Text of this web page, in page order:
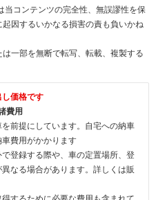
当コンテンツの完全性、無誤謬性を保
因するいかなる損害の責も負いかね
一部を無断で転写、転載、複製する
価格です
費用
前提にしています。自宅への納車
費用がかかります
登録する際や、車の定置場所、登
なる場合があります。詳しくは販